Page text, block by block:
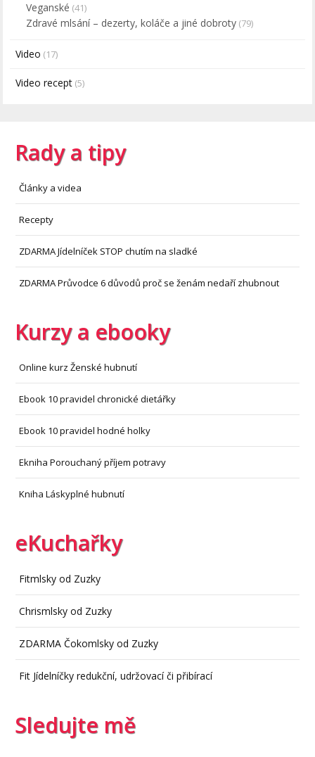
Veganské (41)
Zdravé mlsání – dezerty, koláče a jiné dobroty (79)
Video (17)
Video recept (5)
Rady a tipy
Články a videa
Recepty
ZDARMA Jídelníček STOP chutím na sladké
ZDARMA Průvodce 6 důvodů proč se ženám nedaří zhubnout
Kurzy a ebooky
Online kurz Ženské hubnutí
Ebook 10 pravidel chronické dietářky
Ebook 10 pravidel hodné holky
Ekniha Porouchaný příjem potravy
Kniha Láskyplné hubnutí
eKuchařky
Fitmlsky od Zuzky
Chrismlsky od Zuzky
ZDARMA Čokomlsky od Zuzky
Fit Jídelníčky redukční, udržovací či přibírací
Sledujte mě